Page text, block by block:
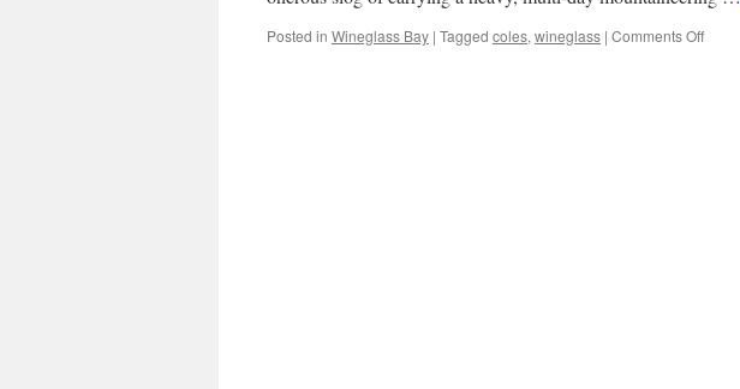
Posted in Wineglass Bay | Tagged coles, wineglass | Comments Offon